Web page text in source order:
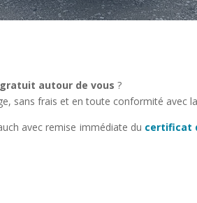
autour de vous ?
sans frais et en toute conformité avec
avec remise immédiate du certificat